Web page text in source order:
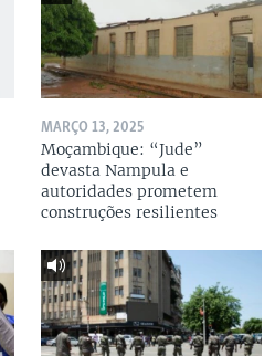
MARÇO 13, 2025
Moçambique: “Jude”
devasta Nampula e
autoridades prometem
construções resilientes